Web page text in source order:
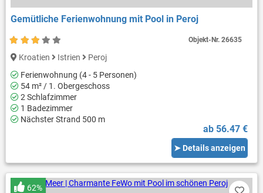
Gemütliche Ferienwohnung mit Pool in Peroj
Kroatien Istrien
Peroj
Ferienwohnung (4 - 5 Personen)
54 m² / 1. Obergeschoss
2 Schlafzimmer
1 Badezimmer
Nächster Strand 500 m
ab 56.47 €
➤ Details anzeigen
Objekt-Nr.26635
62%